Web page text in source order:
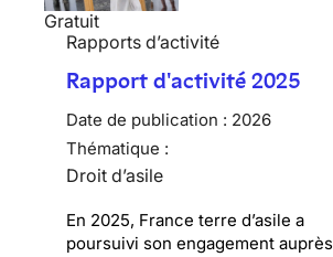
Gratuit
Rapports d’activité
Rapport d'activité 2025
Date de publication : 2026
Thématique :
Droit d’asile
En 2025, France terre d’asile a
poursuivi son engagement auprès